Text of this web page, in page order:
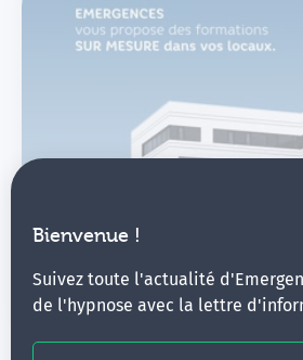
Bienvenue !
Suivez toute l'actualité
de l'hypnose avec la lettre
intra-